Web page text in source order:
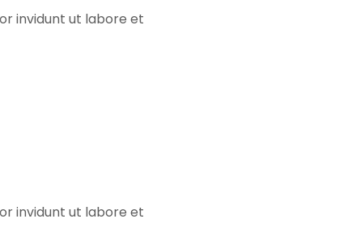
invidunt ut labore et
invidunt ut labore et